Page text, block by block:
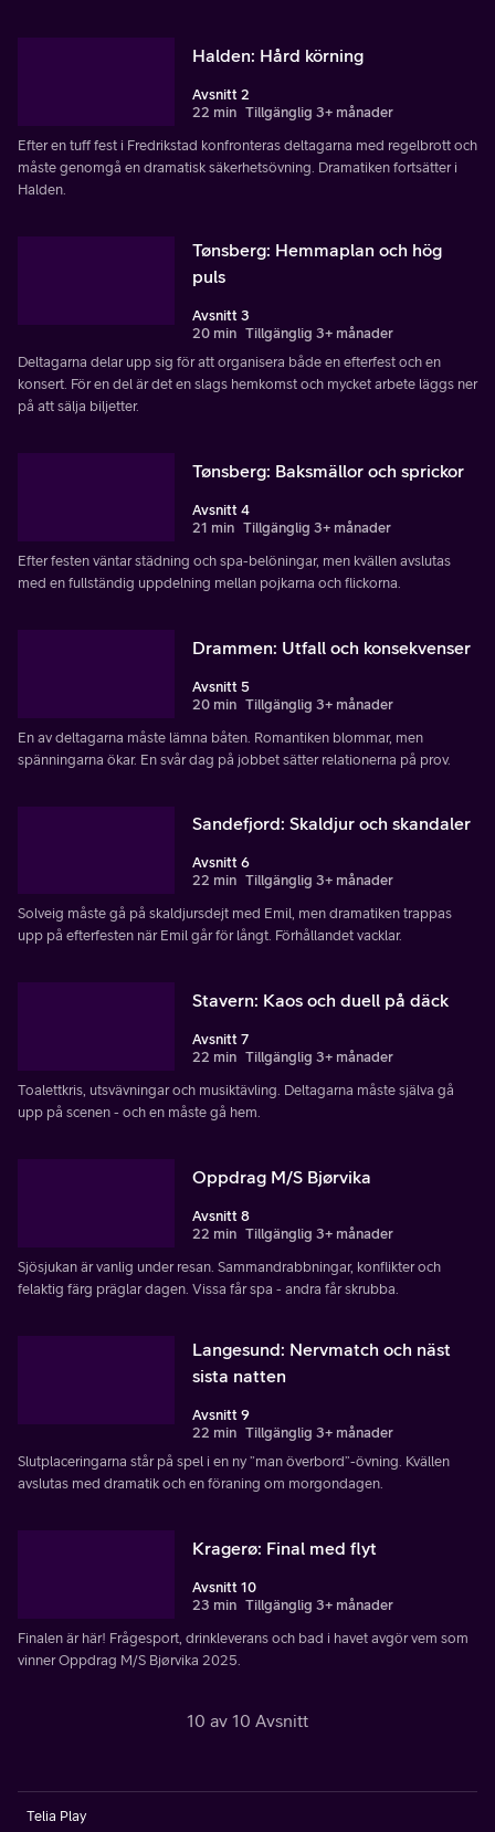
Halden: Hård körning
Avsnitt 2
22 min Tillgänglig 3+ månader
Efter en tuff fest i Fredrikstad konfronteras deltagarna med regelbrott och
måste genomgå en dramatisk säkerhetsövning. Dramatiken fortsätter i
Halden.
Tønsberg: Hemmaplan och hög
puls
Avsnitt 3
20 min Tillgänglig 3+ månader
Deltagarna delar upp sig för att organisera både en efterfest och en
konsert. För en del är det en slags hemkomst och mycket arbete läggs ner
på att sälja biljetter.
Tønsberg: Baksmällor och sprickor
Avsnitt 4
21 min Tillgänglig 3+ månader
Efter festen väntar städning och spa-belöningar, men kvällen avslutas
med en fullständig uppdelning mellan pojkarna och flickorna.
Drammen: Utfall och konsekvenser
Avsnitt 5
20 min Tillgänglig 3+ månader
En av deltagarna måste lämna båten. Romantiken blommar, men
spänningarna ökar. En svår dag på jobbet sätter relationerna på prov.
Sandefjord: Skaldjur och skandaler
Avsnitt 6
22 min Tillgänglig 3+ månader
Solveig måste gå på skaldjursdejt med Emil, men dramatiken trappas
upp på efterfesten när Emil går för långt. Förhållandet vacklar.
Stavern: Kaos och duell på däck
Avsnitt 7
22 min Tillgänglig 3+ månader
Toalettkris, utsvävningar och musiktävling. Deltagarna måste själva gå
upp på scenen - och en måste gå hem.
Oppdrag M/S Bjørvika
Avsnitt 8
22 min Tillgänglig 3+ månader
Sjösjukan är vanlig under resan. Sammandrabbningar, konflikter och
felaktig färg präglar dagen. Vissa får spa - andra får skrubba.
Langesund: Nervmatch och näst
sista natten
Avsnitt 9
22 min Tillgänglig 3+ månader
Slutplaceringarna står på spel i en ny ”man överbord”-övning. Kvällen
avslutas med dramatik och en föraning om morgondagen.
Kragerø: Final med flyt
Avsnitt 10
23 min Tillgänglig 3+ månader
Finalen är här! Frågesport, drinkleverans och bad i havet avgör vem som
vinner Oppdrag M/S Bjørvika 2025.
10 av 10 Avsnitt
Telia Play